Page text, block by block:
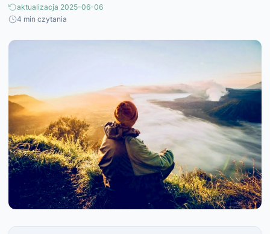
aktualizacja 2025-06-06
4 min czytania